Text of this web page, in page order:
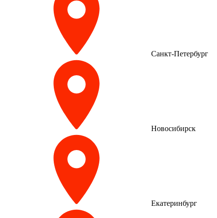
Санкт-Петербург
Новосибирск
Екатеринбург